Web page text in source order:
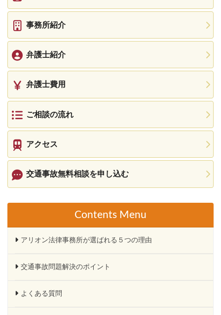
事務所紹介
弁護士紹介
弁護士費用
ご相談の流れ
アクセス
交通事故無料相談を申し込む
Contents Menu
アリオン法律事務所が選ばれる５つの理由
交通事故問題解決のポイント
よくある質問